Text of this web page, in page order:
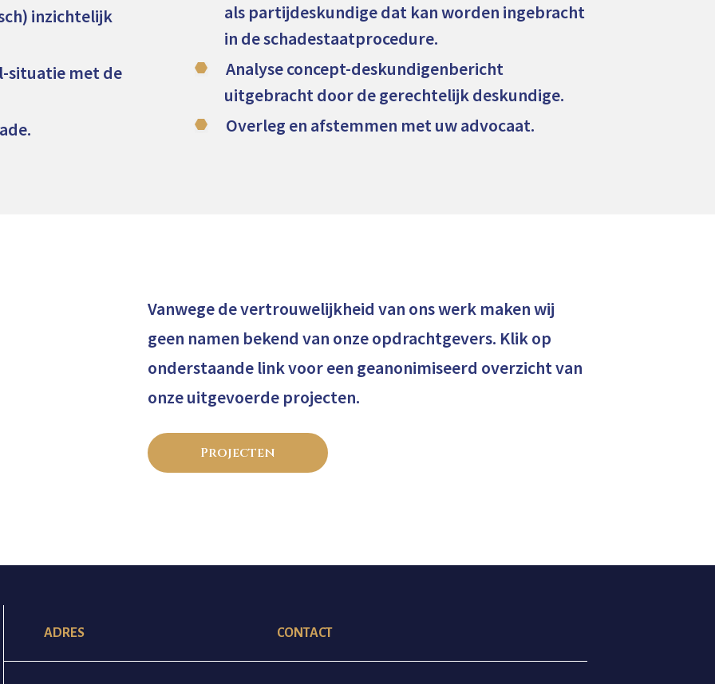
inzichtelijk
situatie met de
als partijdeskundige dat kan worden ingebracht
in de schadestaatprocedure.
Analyse concept-deskundigenbericht
uitgebracht door de gerechtelijk deskundige.
Overleg en afstemmen met uw advocaat.
Vanwege de vertrouwelijkheid van ons werk maken wij
geen namen bekend van onze opdrachtgevers. Klik op
onderstaande link voor een geanonimiseerd overzicht van
onze uitgevoerde projecten.
Projecten
ADRES CONTACT